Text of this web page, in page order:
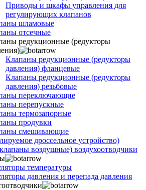
Приводы и шкафы управления для
регулирующих клапанов
шламовые
отсечные
редукционные (редукторы
Клапаны редукционные (редукторы
давления) фланцевые
Клапаны редукционные (редукторы
давления) резьбовые
переключающие
перепускные
термозапорные
продувки
смешивающие
дроссельное устройство)
воздушные) воздухоотводчики
температуры
давления и перепада давления